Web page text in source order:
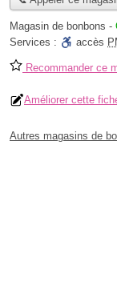
Magasin de bonbons -
Services :
accès
Recommander ce
Améliorer cette
Autres magasins de